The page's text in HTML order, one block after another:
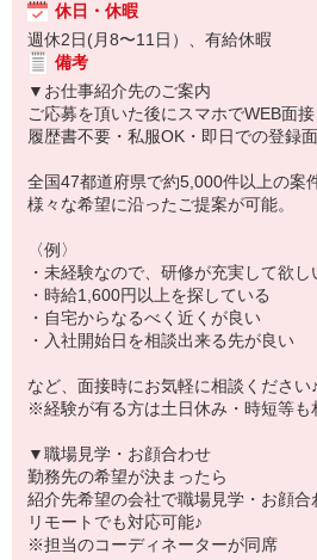
休日・休暇
週休2日(月8〜11日）、有給休暇
備考
▼お仕事紹介先のご案内
ご応募を頂いた後にスマホでWEB面接
履歴書不要・私服OK・即日での登録
全国47都道府県で約5,000件以上の案
様々な希望に沿ったご提案が可能。
〈例〉
・未経験なので、研修が充実して欲し
・時給1,600円以上を探している
・自宅からなるべく近くが良い
・入社開始日を相談出来る先が良い
など、面接時にお気軽に相談ください♪
※経験が有る方は土日休み・時短等も
▼職場見学・お顔合わせ
勤務先の希望が決まったら
紹介先希望の会社で職場見学・お顔合
リモートでも対応可能♪
※担当のコーディネーターが同席